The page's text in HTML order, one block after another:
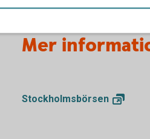
Mer
Stockholmsbörsen